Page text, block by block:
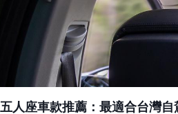
五人座車款推薦：最適合台灣自